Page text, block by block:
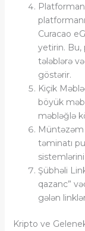
Curacao
yetirin. Bu,
tələblərə
göstərir.
Kiçik
böyük
məbləğlə
Müntəzəm
təminatı
Şübhəli
qazanc”
gələn
Kripto ve